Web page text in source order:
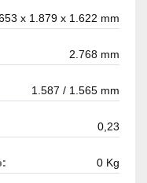
x 1.879 x 1.622 mm
2.768 mm
1.587 / 1.565 mm
0,23
0 Kg